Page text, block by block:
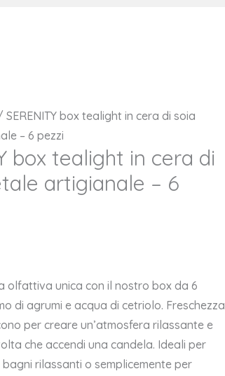
box tealight in cera di soia
– 6 pezzi
box tealight in cera di
artigianale – 6
olfattiva unica con il nostro box da 6
di agrumi e acqua di cetriolo. Freschezza
per creare un’atmosfera rilassante e
che accendi una candela. Ideali per
rilassanti o semplicemente per